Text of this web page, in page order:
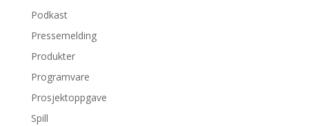
Podkast
Pressemelding
Produkter
Programvare
Prosjektoppgave
Spill